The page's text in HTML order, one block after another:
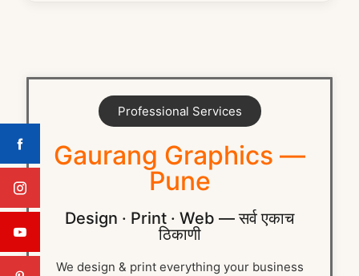
Professional Services
Gaurang Graphics —
Pune
Design · Print · Web — सर्व एकाच
ठिकाणी
We design & print everything your business